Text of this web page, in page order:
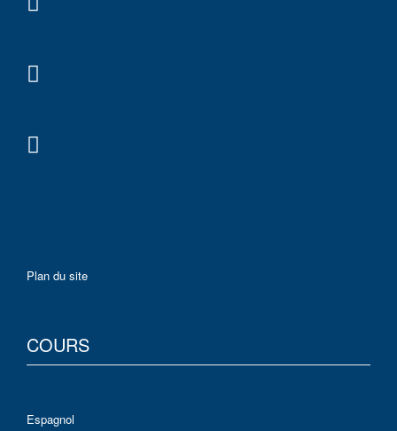
Plan du site
COURS
Espagnol